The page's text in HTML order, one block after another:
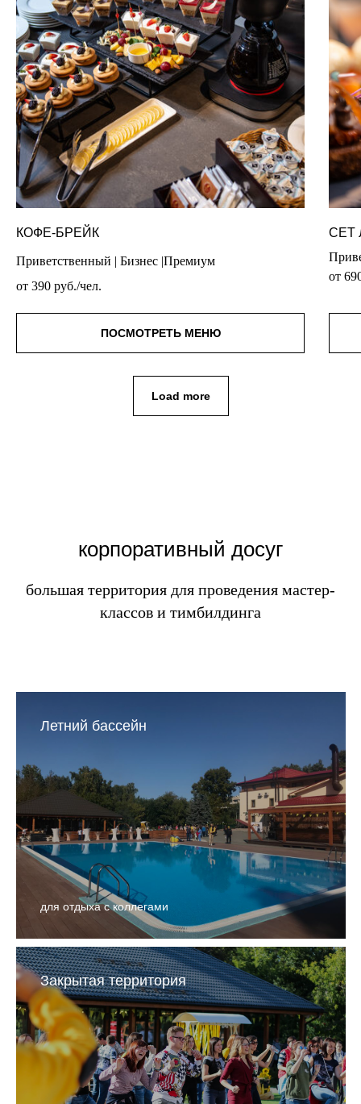
КОФЕ-БРЕЙК
Приветственный | Бизнес |Премиум
от 390 руб./чел.
ПОСМОТРЕТЬ МЕНЮ
СЕТ
от
Load more
корпоративный досуг
большая территория для проведения мастер-
классов и тимбилдинга
Летний бассейн
для отдыха с коллегами
Закрытая территория